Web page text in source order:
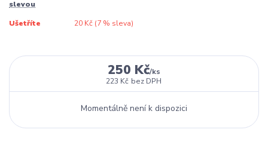
slevou
Ušetříte 20 Kč (7% sleva)
250 Kč/ks
223 Kč bez DPH
Momentálně není k dispozici